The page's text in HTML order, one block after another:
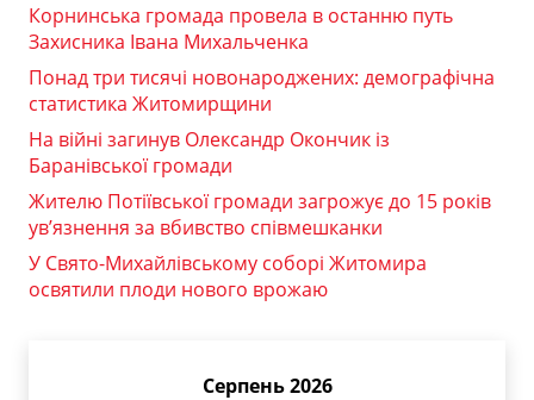
Корнинська громада провела в останню путь
Захисника Івана Михальченка
Понад три тисячі новонароджених: демографічна
статистика Житомирщини
На війні загинув Олександр Окончик із
Баранівської громади
Жителю Потіївської громади загрожує до 15 років
ув’язнення за вбивство співмешканки
У Свято-Михайлівському соборі Житомира
освятили плоди нового врожаю
Серпень 2026